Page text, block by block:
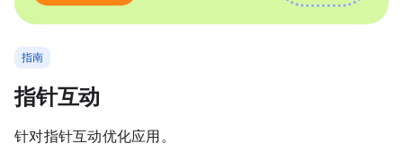
指南
指针互动
针对指针互动优化应用。